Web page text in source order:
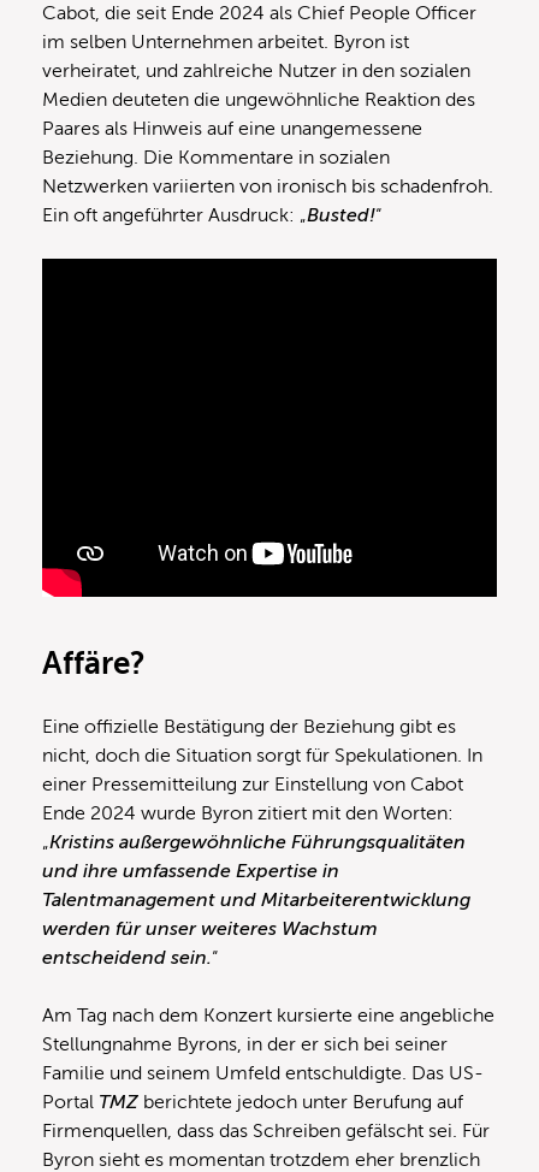
Cabot, die seit Ende 2024 als Chief People Officer
im selben Unternehmen arbeitet. Byron ist
verheiratet, und zahlreiche Nutzer in den sozialen
Medien deuteten die ungewöhnliche Reaktion des
Paares als Hinweis auf eine unangemessene
Beziehung. Die Kommentare in sozialen
Netzwerken variierten von ironisch bis schadenfroh.
Ein oft angeführter Ausdruck: „Busted!“
Affäre?
Eine offizielle Bestätigung der Beziehung gibt es
nicht, doch die Situation sorgt für Spekulationen. In
einer Pressemitteilung zur Einstellung von Cabot
Ende 2024 wurde Byron zitiert mit den Worten:
„Kristins außergewöhnliche Führungsqualitäten
und ihre umfassende Expertise in
Talentmanagement und Mitarbeiterentwicklung
werden für unser weiteres Wachstum
entscheidend sein.“
Am Tag nach dem Konzert kursierte eine angebliche
Stellungnahme Byrons, in der er sich bei seiner
Familie und seinem Umfeld entschuldigte. Das US-
Portal TMZ berichtete jedoch unter Berufung auf
Firmenquellen, dass das Schreiben gefälscht sei. Für
Byron sieht es momentan trotzdem eher brenzlich